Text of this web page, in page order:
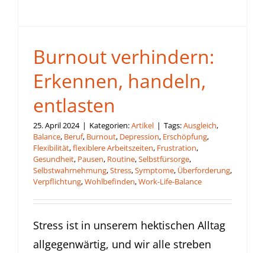
Burnout verhindern:
Erkennen, handeln,
entlasten
25. April 2024 | Kategorien:Artikel | Tags:Ausgleich,
Balance, Beruf, Burnout, Depression, Erschöpfung,
Flexibilität,flexiblere Arbeitszeiten, Frustration,
Gesundheit, Pausen, Routine,Selbstfürsorge,
Selbstwahrnehmung,Stress,Symptome, Überforderung,
Verpflichtung,Wohlbefinden,Work-Life-Balance
Stress ist in unserem hektischen Alltag
allgegenwärtig, und wir alle streben